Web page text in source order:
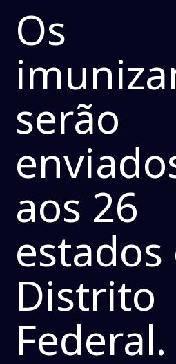
Os
serão
aos 26
estados
Distrito
Federal.